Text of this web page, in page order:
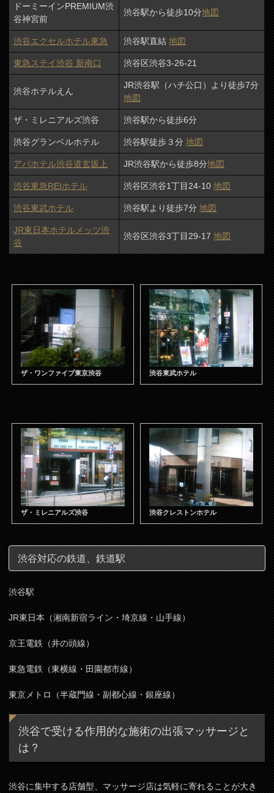
ドーミーインPREMIUM渋
谷神宮前
渋谷駅から徒歩10分地図
渋谷エクセルホテル東急 渋谷駅直結地図
東急ステイ渋谷 新南口 渋谷区渋谷3-26-21
渋谷ホテルえん
JR渋谷駅（ハチ公口）より徒歩7分
地図
ザ・ミレニアルズ渋谷 渋谷駅から徒歩6分
渋谷グランベルホテル 渋谷駅徒歩３分地図
アパホテル渋谷道玄坂上 JR渋谷駅から徒歩8分地図
渋谷東急REIホテル 渋谷区渋谷1丁目24-10地図
渋谷東武ホテル 渋谷駅より徒歩7分地図
JR東日本ホテルメッツ渋
谷
渋谷区渋谷3丁目29-17地図
ザ・ワンファイブ東京渋谷 渋谷東武ホテル
ザ・ミレニアルズ渋谷 渋谷クレストンホテル
渋谷対応の鉄道、鉄道駅
渋谷駅
JR東日本（湘南新宿ライン・埼京線・山手線）
京王電鉄（井の頭線）
東急電鉄（東横線・田園都市線）
東京メトロ（半蔵門線・副都心線・銀座線）
渋谷で受ける作用的な施術の出張マッサージと
は？
渋谷に集中する店舗型、マッサージ店は気軽に寄れることが大き